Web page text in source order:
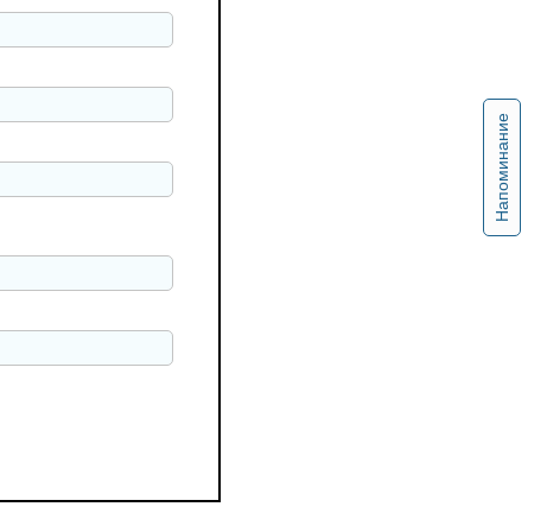
Напоминание